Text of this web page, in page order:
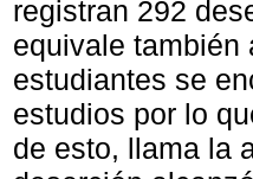
registran 292
equivale también
estudiantes se
estudios por lo
de esto, llama la